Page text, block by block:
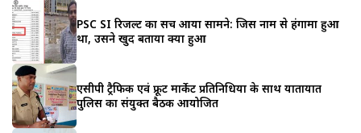
PSC SI रिजल्ट का सच आया सामने: जिस नाम से हंगामा हुआ
था, उसने खुद बताया क्या हुआ
एसीपी ट्रैफिक एवं फ्रूट मार्केट प्रतिनिधियों के साथ यातायात
पुलिस का संयुक्त बैठक आयोजित